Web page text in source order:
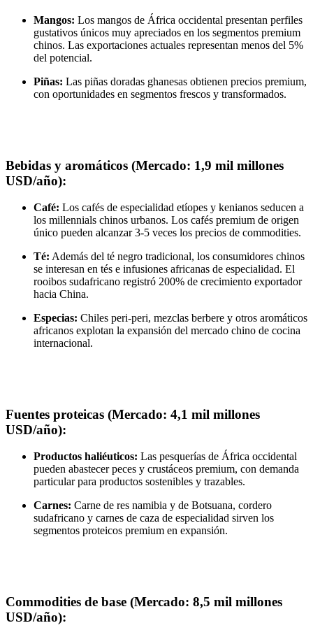
Mangos: Los mangos de África occidental presentan perfiles
gustativos únicos muy apreciados en los segmentos premium
chinos. Las exportaciones actuales representan menos del 5%
del potencial.
Piñas: Las piñas doradas ghanesas obtienen precios premium,
con oportunidades en segmentos frescos y transformados.
Bebidas y aromáticos (Mercado: 1,9 mil millones
USD/año):
Café: Los cafés de especialidad etíopes y kenianos seducen a
los millennials chinos urbanos. Los cafés premium de origen
único pueden alcanzar 3-5 veces los precios de commodities.
Té: Además del té negro tradicional, los consumidores chinos
se interesan en tés e infusiones africanas de especialidad. El
rooibos sudafricano registró 200% de crecimiento exportador
hacia China.
Especias: Chiles peri-peri, mezclas berbere y otros aromáticos
africanos explotan la expansión del mercado chino de cocina
internacional.
Fuentes proteicas (Mercado: 4,1 mil millones
USD/año):
Productos haliéuticos: Las pesquerías de África occidental
pueden abastecer peces y crustáceos premium, con demanda
particular para productos sostenibles y trazables.
Carnes: Carne de res namibia y de Botsuana, cordero
sudafricano y carnes de caza de especialidad sirven los
segmentos proteicos premium en expansión.
Commodities de base (Mercado: 8,5 mil millones
USD/año):